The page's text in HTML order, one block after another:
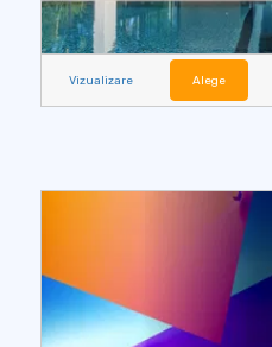
Vizualizare Alege